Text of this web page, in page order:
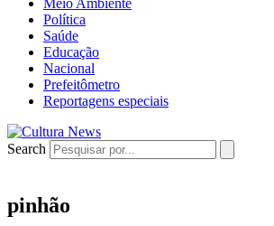
Meio Ambiente
Política
Saúde
Educação
Nacional
Prefeitômetro
Reportagens especiais
Search
pinhão